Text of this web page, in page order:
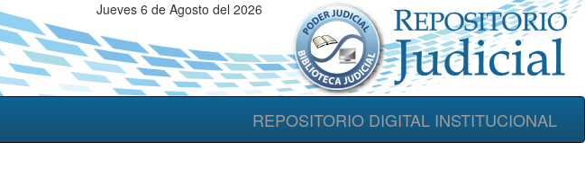
Jueves 6 de Agosto del 2026
REPOSITORIO DIGITAL INSTITUCIONAL